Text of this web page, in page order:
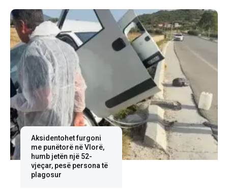
Aksidentohet furgoni
me punëtorë në Vlorë,
humb jetën një 52-
vjeçar, pesë persona të
plagosur